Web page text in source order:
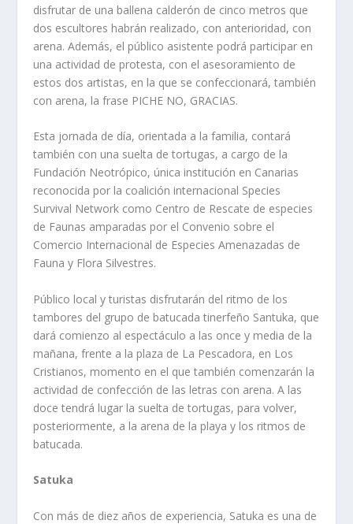
disfrutar de una ballena calderón de cinco metros que
dos escultores habrán realizado, con anterioridad, con
arena. Además, el público asistente podrá participar en
una actividad de protesta, con el asesoramiento de
estos dos artistas, en la que se confeccionará, también
con arena, la frase PICHE NO, GRACIAS.
Esta jornada de día, orientada a la familia, contará
también con una suelta de tortugas, a cargo de la
Fundación Neotrópico, única institución en Canarias
reconocida por la coalición internacional Species
Survival Network como Centro de Rescate de especies
de Faunas amparadas por el Convenio sobre el
Comercio Internacional de Especies Amenazadas de
Fauna y Flora Silvestres.
Público local y turistas disfrutarán del ritmo de los
tambores del grupo de batucada tinerfeño Santuka, que
dará comienzo al espectáculo a las once y media de la
mañana, frente a la plaza de La Pescadora, en Los
Cristianos, momento en el que también comenzarán la
actividad de confección de las letras con arena. A las
doce tendrá lugar la suelta de tortugas, para volver,
posteriormente, a la arena de la playa y los ritmos de
batucada.
Satuka
Con más de diez años de experiencia, Satuka es una de